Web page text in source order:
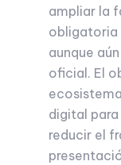
ampliar la
obligatoria
aunque
oficial. El
digital
reducir el